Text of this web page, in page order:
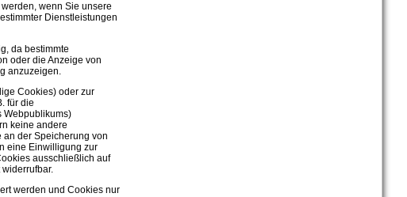
wenn Sie unsere
Dienstleistungen
da bestimmte
oder die Anzeige von
anzuzeigen.
Cookies) oder zur
für die
Webpublikums)
keine andere
an der Speicherung von
eine Einwilligung zur
ausschließlich auf
werden und Cookies nur